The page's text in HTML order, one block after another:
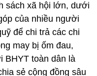
sách xã hội lớn, dưới
của nhiều người
để chi trả các chi
may bị ốm đau,
BHYT toàn dân là
sẻ cộng đồng sâu